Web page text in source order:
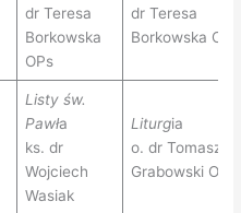
dr Teresa
Borkowska
OPs
dr Teresa
Borkowska OPs
Listy św.
Pawła
ks. dr
Wojciech
Wasiak
Liturgia
o. dr Tomasz
Grabowski OP